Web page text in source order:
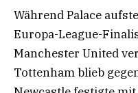
Während Palace
Europa-League-
Manchester United
Tottenham blieb